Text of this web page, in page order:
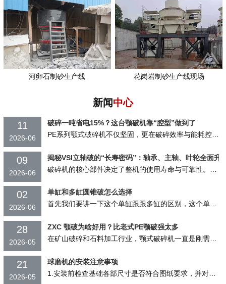
河卵石制砂生产线 花岗岩制砂生产线现场
新闻中心
11
2026-06
破碎一吨省电15%？这台颚破机靠“腔型”做到了
PE系列颚式破碎机不仅坚固，更在破碎效率与能耗控制上表现突出，帮助用户实现更高的产...
09
2026-06
揭秘VSI立轴破的“长寿密码”：轴承、主轴、叶轮全面升
02
2026-06
单缸和多缸圆锥破怎么选择
首先我们要讲一下这个单缸跟跟多缸的区别，这个单缸圆锥破，顾名思义就是他只有一个液...
28
2026-05
ZXC 颚破为啥好用？比老式PE颚破强太多
在矿山破碎和石料加工行业，颚式破碎机一直是刚需设备。但用过传统 PE 系列颚破的...
21
2026-05
球磨机的安装注意事项
1.安装前检查基础各部尺寸是否符合图纸要求，并对设备检查是否齐全。 2.每个零...